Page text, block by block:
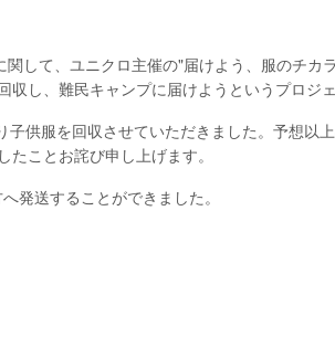
して、ユニクロ主催の"届けよう、服のチカ
し、難民キャンプに届けようというプロジェ
供服を回収させていただきました。予想以
ことお詫び申し上げます。
送することができました。